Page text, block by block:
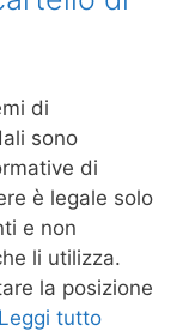
di
sono
di
è legale solo
e non
li utilizza.
la posizione
Leggi tutto